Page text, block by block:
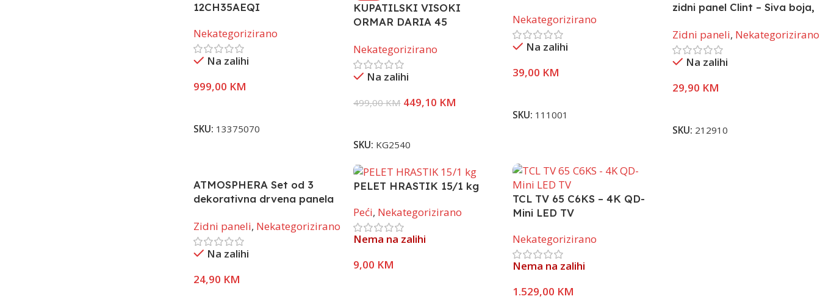
12CH35AEQI
Nekategorizirano
Na zalihi
999,00 KM
SKU: 13375070
KUPATILSKI VISOKI
ORMAR DARIA 45
Nekategorizirano
Na zalihi
499,00KM 449,10 KM
SKU: KG2540
Nekategorizirano
Na zalihi
39,00 KM
SKU: 111001
zidni panel Clint – Siva boja,
Zidni paneli, Nekategorizirano
Na zalihi
29,90 KM
SKU: 212910
ATMOSPHERA Set od 3
dekorativna drvena panela
svijetlog hrasta, crna
podloga, 30×30 cm
Zidni paneli, Nekategorizirano
Na zalihi
24,90 KM
PELET HRASTIK 15/1 kg
Peći, Nekategorizirano
Nema na zalihi
9,00 KM
TCL TV 65 C6KS – 4K QD-
Mini LED TV
Nekategorizirano
Nema na zalihi
1.529,00 KM